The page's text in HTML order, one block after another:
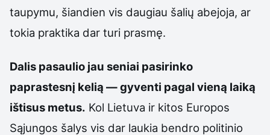
taupymu, šiandien vis daugiau šalių abejoja, ar
tokia praktika dar turi prasmę.
Dalis pasaulio jau seniai pasirinko
paprastesnį kelią — gyventi pagal vieną laiką
ištisus metus. Kol Lietuva ir kitos Europos
Sąjungos šalys vis dar laukia bendro politinio